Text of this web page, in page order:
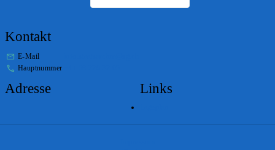
Kontakt
E-Mail
Hauptnummer
Adresse Links